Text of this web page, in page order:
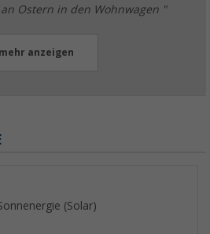
Ostern in den Wohnwagen "
mehr anzeigen
(Solar)